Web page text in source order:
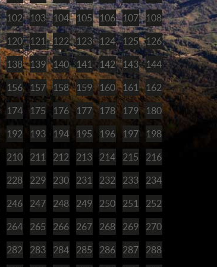
102 103 104 105 106 107 108
120 121 122 123 124 125 126
138 139 140 141 142 143 144
156 157 158 159 160 161 162
174 175 176 177 178 179 180
192 193 194 195 196 197 198
210 211 212 213 214 215 216
228 229 230 231 232 233 234
246 247 248 249 250 251 252
264 265 266 267 268 269 270
282 283 284 285 286 287 288